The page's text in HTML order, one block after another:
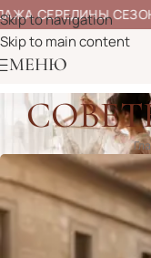
СЕРЕДИНЫ
Skip to navigation
Skip to main content
МЕНЮ